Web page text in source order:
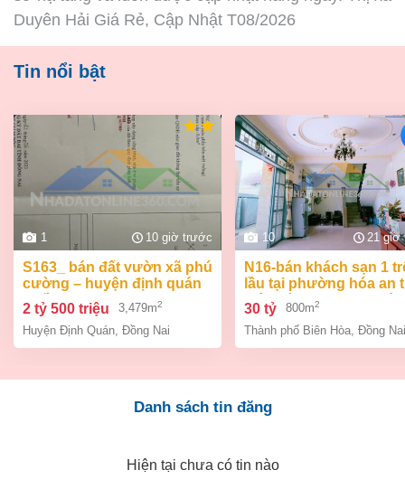
Duyên Hải Giá Rẻ, Cập Nhật T08/2026
Tin nổi bật
1 10 giờ trước
s163_ bán đất vườn xã phú
cường – huyện định quán
– đồng na
2 tỷ 500 triệu 3,479m2
Huyện Định Quán Đồng Nai
10 21 giờ
n16-bán khách sạn 1 trệt 2
lầu tại phường hóa an
biên hòa dt 800m2 giá
30 tỷ 800m2
Thành phố Biên Hòa Đồng Nai
Danh sách tin đăng
Hiện tại chưa có tin nào